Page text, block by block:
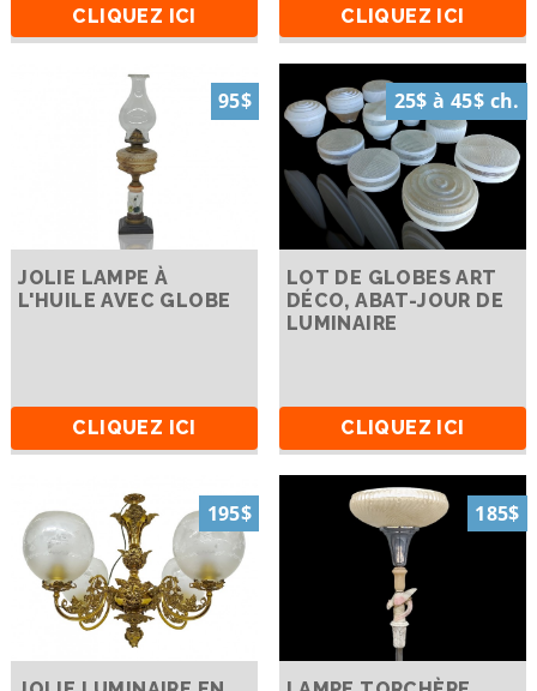
CLIQUEZ ICI CLIQUEZ ICI
95$
JOLIE LAMPE À
L'HUILE AVEC GLOBE
CLIQUEZ ICI
25$ à 45$ ch.
LOT DE GLOBES ART
DÉCO, ABAT-JOUR DE
LUMINAIRE
CLIQUEZ ICI
195$ 185$